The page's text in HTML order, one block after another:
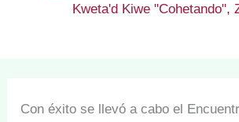
Kweta'd Kiwe "Cohetando",
Con éxito se llevó a cabo el